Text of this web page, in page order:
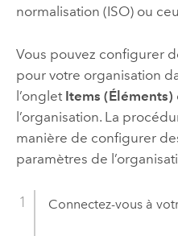
normalisation (ISO) ou
Vous pouvez configurer
pour votre organisation
l’onglet Items (Éléments)
l’organisation. La
manière de configurer
paramètres de
Connectez-vous à